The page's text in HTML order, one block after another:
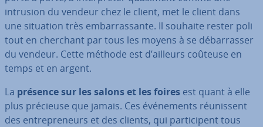
intrusion du vendeur chez le client, met le client dans
une situation très em­bar­ras­sante. Il souhaite rester poli
tout en cherchant par tous les moyens à se dé­bar­ras­ser
du vendeur. Cette méthode est d’ailleurs coûteuse en
temps et en argent.
La présence sur les salons et les foires est quant à elle
plus précieuse que jamais. Ces évé­ne­ments réu­nis­sent
des en­tre­pre­neurs et des clients, qui par­ti­ci­pent tous